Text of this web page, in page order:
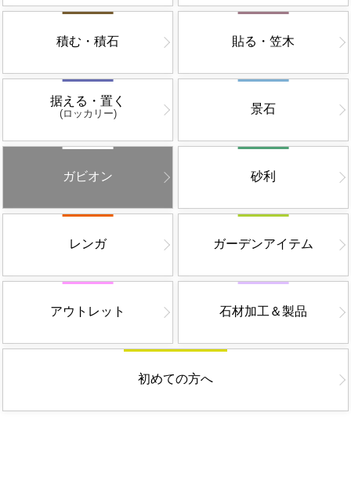
積む・積石 貼る・笠木
据える・置く
(ロッカリー) 景石
ガビオン 砂利
レンガ ガーデンアイテム
アウトレット 石材加工＆製品
初めての方へ